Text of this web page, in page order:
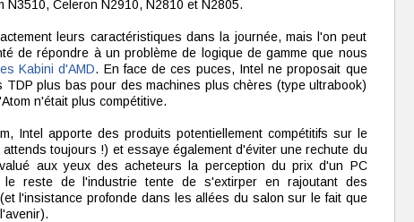
N3510, Celeron N2910, N2810 et N2805.
leurs caractéristiques dans la journée, mais l'on peut
de répondre à un problème de logique de gamme que nous
Kabini d'AMD. En face de ces puces, Intel ne proposait que
plus bas pour des machines plus chères (type ultrabook)
n'était plus compétitive.
Intel apporte des produits potentiellement compétitifs sur le
toujours !) et essaye également d'éviter une rechute du
aux yeux des acheteurs la perception du prix d'un PC
le reste de l'industrie tente de s'extirper en rajoutant des
l'insistance profonde dans les allées du salon sur le fait que